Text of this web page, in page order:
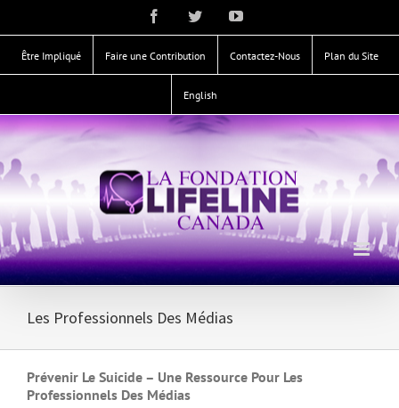
FacebookTwitterYouTube
Être Impliqué Faire une Contribution Contactez-Nous Plan du Site
English
Les Professionnels Des Médias
Prévenir Le Suicide – Une Ressource Pour Les
Professionnels Des Médias